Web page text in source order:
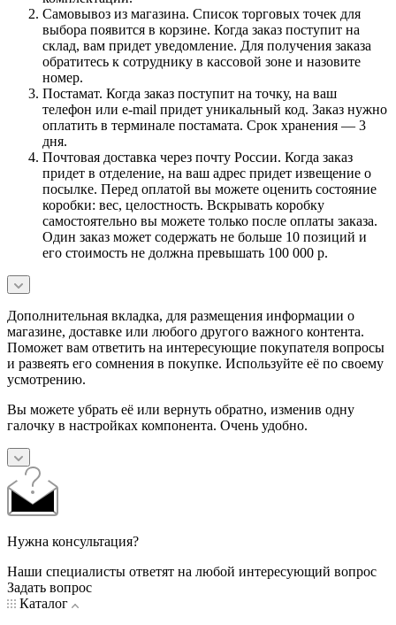
Самовывоз из магазина. Список торговых точек для
выбора появится в корзине. Когда заказ поступит на
склад, вам придет уведомление. Для получения заказа
обратитесь к сотруднику в кассовой зоне и назовите
номер.
Постамат. Когда заказ поступит на точку, на ваш
телефон или e-mail придет уникальный код. Заказ нужно
оплатить в терминале постамата. Срок хранения — 3
дня.
Почтовая доставка через почту России. Когда заказ
придет в отделение, на ваш адрес придет извещение о
посылке. Перед оплатой вы можете оценить состояние
коробки: вес, целостность. Вскрывать коробку
самостоятельно вы можете только после оплаты заказа.
Один заказ может содержать не больше 10 позиций и
его стоимость не должна превышать 100 000 р.
Дополнительная вкладка, для размещения информации о
магазине, доставке или любого другого важного контента.
Поможет вам ответить на интересующие покупателя вопросы
и развеять его сомнения в покупке. Используйте её по своему
усмотрению.
Вы можете убрать её или вернуть обратно, изменив одну
галочку в настройках компонента. Очень удобно.
Нужна консультация?
Наши специалисты ответят на любой интересующий вопрос
Задать вопрос
Каталог